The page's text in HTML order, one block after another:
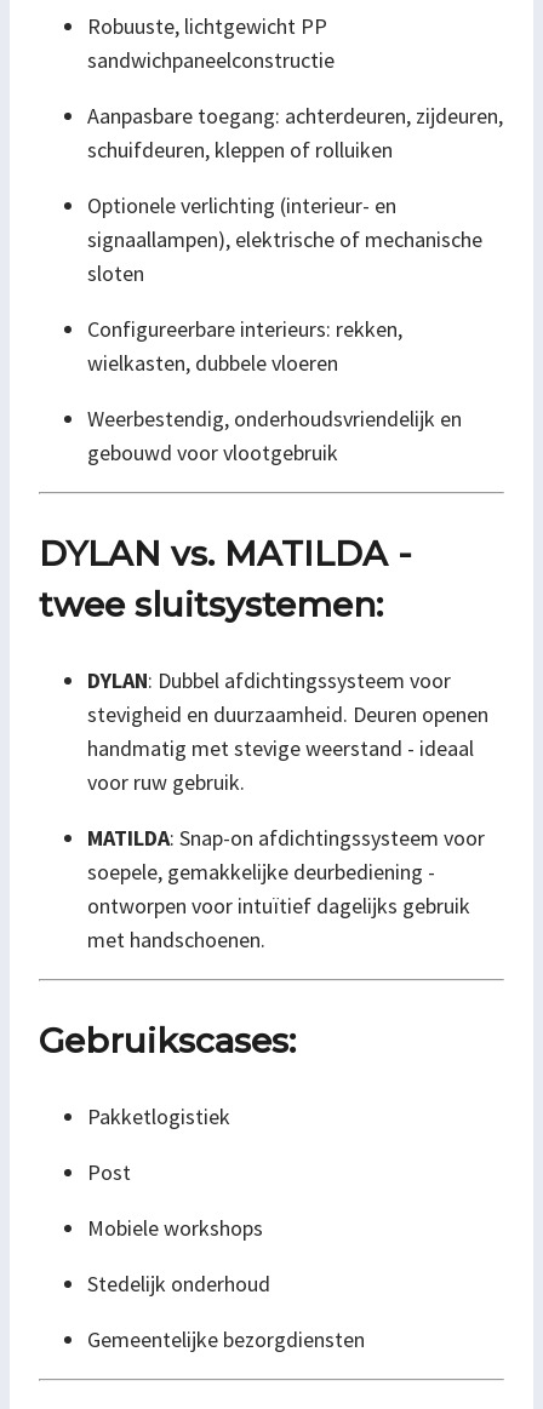
Robuuste, lichtgewicht PP
sandwichpaneelconstructie
Aanpasbare toegang: achterdeuren, zijdeuren,
schuifdeuren, kleppen of rolluiken
Optionele verlichting (interieur- en
signaallampen), elektrische of mechanische
sloten
Configureerbare interieurs: rekken,
wielkasten, dubbele vloeren
Weerbestendig, onderhoudsvriendelijk en
gebouwd voor vlootgebruik
DYLAN vs. MATILDA -
twee sluitsystemen:
DYLAN: Dubbel afdichtingssysteem voor
stevigheid en duurzaamheid. Deuren openen
handmatig met stevige weerstand - ideaal
voor ruw gebruik.
MATILDA: Snap-on afdichtingssysteem voor
soepele, gemakkelijke deurbediening -
ontworpen voor intuïtief dagelijks gebruik
met handschoenen.
Gebruikscases:
Pakketlogistiek
Post
Mobiele workshops
Stedelijk onderhoud
Gemeentelijke bezorgdiensten